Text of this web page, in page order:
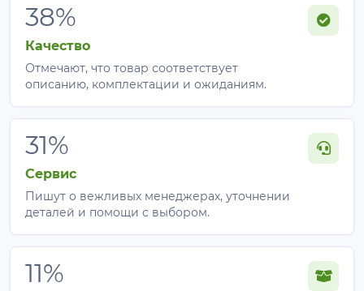
38%
Качество
Отмечают, что товар соответствует
описанию, комплектации и ожиданиям.
31%
Сервис
Пишут о вежливых менеджерах, уточнении
деталей и помощи с выбором.
11%